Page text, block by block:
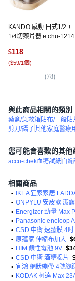
KANDO 感動 日式1/2 +
1/4切藥片器 e.chu-1214
$118
($59/1個)
(78)
與此商品相關的類別
藥盒/急救箱貼布/一般貼
剪刀/鑷子其他家庭醫療
您可能會喜歡的其他
accu-chek血糖試紙 白
相關商品
• IKEA 宜家家居
• ONPYLU 安皮露 潔
• Energizer 勁量 Max
• Panasonic eneloop
• CSD 中衛 速癒膜 4吋
• 原薘家 伸縮布加大
• HIM 鹼性電池 9V
• CSD 中衛 酒精棉片
• 宜鴻 網狀繃帶 4號腳
• KODAK 柯達 Max